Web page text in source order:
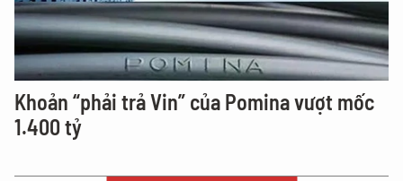
Khoản “phải trả Vin” của Pomina vượt mốc
1.400 tỷ